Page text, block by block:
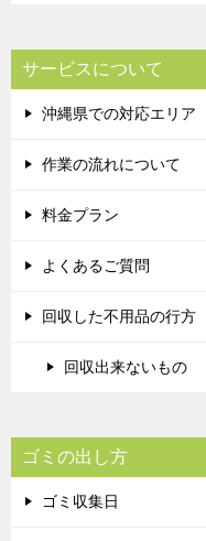
サービスについて
沖縄県での対応エリア
作業の流れについて
料金プラン
よくあるご質問
回収した不用品の行方
回収出来ないもの
ゴミの出し方
ゴミ収集日